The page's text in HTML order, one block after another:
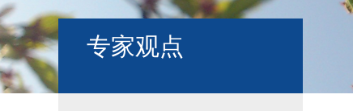
学科设置
办公指南
学院发文 岗位聘任
专家观点